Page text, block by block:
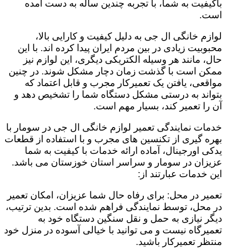
باکیفیت به شما، با تجربه چندین ساله به دست آمده
است.
لوازم خانگی ال جی به دلیل کیفیت و کارایی بالا،
محبوبیت زیادی در بین مردم ایران پیدا کرده اند. با این
حال، مانند هر وسیله الکتریکی دیگری، این لوازم نیز
ممکن است با گذشت زمان دچار مشکل شوند. در چنین
مواقعی، یافتن یک تعمیرکار مجرب و قابل اعتماد که
بتواند به درستی مشکل دستگاه شما را تشخیص دهد و
آن را تعمیر کند، بسیار مهم است.
خدمات نمایندگی تعمیر لوازم خانگی ال جی در سومار با
بهره گیری از تکنسین های مجرب و با استفاده از قطعات
یدکی اورجینال، آماده ارائه خدمات با کیفیت به شما
عزیزان در سومار و سراسر استان خوزستان می باشد.
این خدمات عبارتند از:
تعمیر در محل: برای رفاه حال شما عزیزان، امکان تعمیر
در محل، توسط نمایندگی فراهم شده است. بدین ترتیب،
دیگر نیازی به حمل و نقل سنگین دستگاه خود به
تعمیرگاه نیست و می توانید با خیالی آسوده در منزل خود
منتظر تعمیرکار باشید.